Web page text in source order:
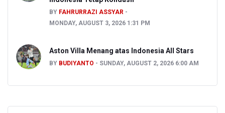
BY FAHRURRAZI ASSYAR
MONDAY, AUGUST 3, 2026 1:31 PM
Aston Villa Menang atas Indonesia All Stars
BY BUDIYANTO SUNDAY, AUGUST 2, 2026 6:00 AM